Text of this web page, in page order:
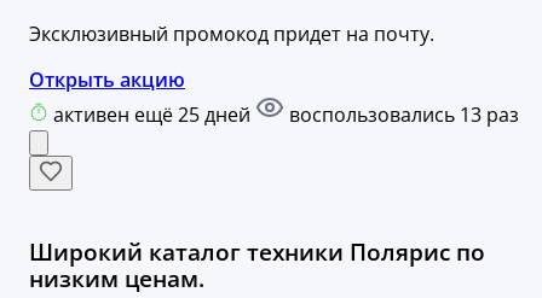
Эксклюзивный промокод придет на почту.
Открыть акцию
активен ещё 25 дней
воспользовались 13 раз
Широкий каталог техники Полярис по
низким ценам.